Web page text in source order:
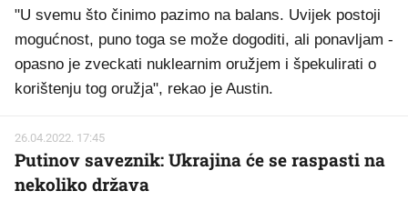
"U svemu što činimo pazimo na balans. Uvijek postoji
mogućnost, puno toga se može dogoditi, ali ponavljam -
opasno je zveckati nuklearnim oružjem i špekulirati o
korištenju tog oružja", rekao je Austin.
26.04.2022. 17:45
Putinov saveznik: Ukrajina će se raspasti na
nekoliko država